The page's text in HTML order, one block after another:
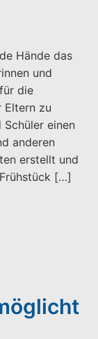
Hände das
und
die
Eltern zu
einen
anderen
erstellt und
[…]